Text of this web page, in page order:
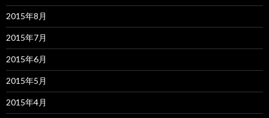
2015年8月
2015年7月
2015年6月
2015年5月
2015年4月